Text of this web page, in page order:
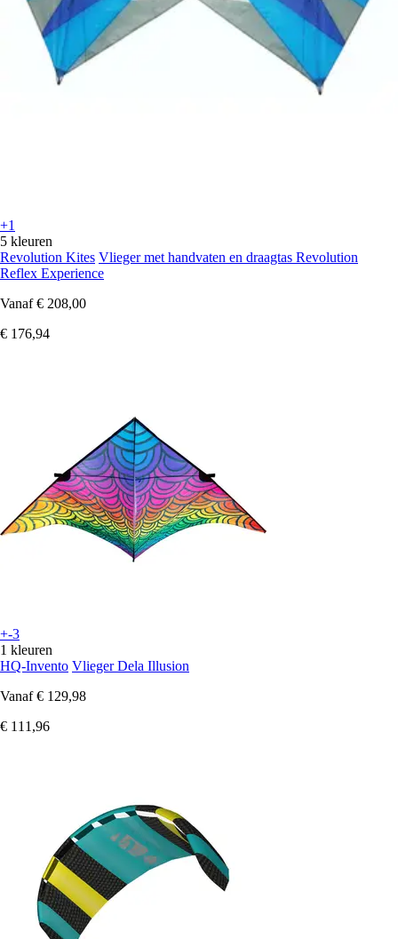
+1
5 kleuren
Revolution Kites Vlieger met handvaten en draagtas Revolution
Reflex Experience
Vanaf € 208,00
€ 176,94
+-3
1 kleuren
HQ-Invento Vlieger Dela Illusion
Vanaf € 129,98
€ 111,96